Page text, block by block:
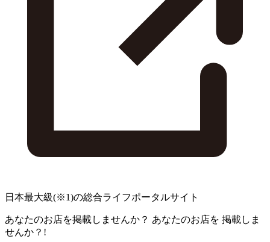
日本最大級(※1)の総合ライフポータルサイト
あなたのお店を掲載しませんか？ あなたのお店を 掲載しま
せんか？!